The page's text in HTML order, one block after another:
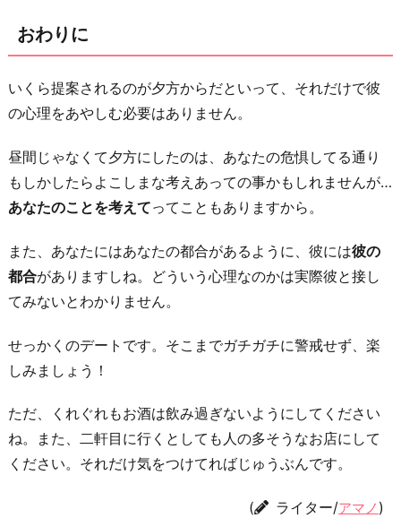
おわりに
いくら提案されるのが夕方からだといって、それだけで彼
の心理をあやしむ必要はありません。
昼間じゃなくて夕方にしたのは、あなたの危惧してる通り
もしかしたらよこしまな考えあっての事かもしれませんが…
あなたのことを考えてってこともありますから。
また、あなたにはあなたの都合があるように、彼には彼の
都合がありますしね。どういう心理なのかは実際彼と接し
てみないとわかりません。
せっかくのデートです。そこまでガチガチに警戒せず、楽
しみましょう！
ただ、くれぐれもお酒は飲み過ぎないようにしてください
ね。また、二軒目に行くとしても人の多そうなお店にして
ください。それだけ気をつけてればじゅうぶんです。
( ライター/アマノ )